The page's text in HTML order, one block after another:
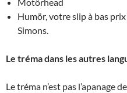
Motörhead
Humör, votre slip à bas
Simons.
Le tréma dans les autres
Le tréma n’est pas l’apanage